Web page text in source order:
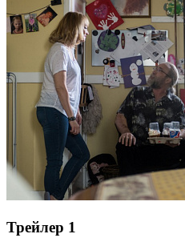
Трейлер 1